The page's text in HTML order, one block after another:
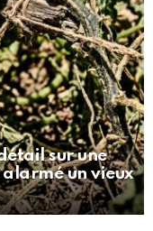
sur une
un vieux